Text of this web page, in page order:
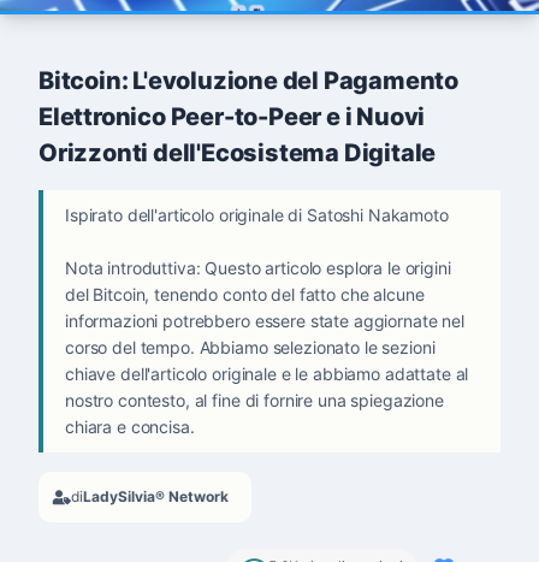
Bitcoin: L'evoluzione del Pagamento
Elettronico Peer-to-Peer e i Nuovi
Orizzonti dell'Ecosistema Digitale
Ispirato dell'articolo originale di Satoshi Nakamoto
Nota introduttiva: Questo articolo esplora le origini
del Bitcoin, tenendo conto del fatto che alcune
informazioni potrebbero essere state aggiornate nel
corso del tempo. Abbiamo selezionato le sezioni
chiave dell'articolo originale e le abbiamo adattate al
nostro contesto, al fine di fornire una spiegazione
chiara e concisa.
diLadySilvia® Network